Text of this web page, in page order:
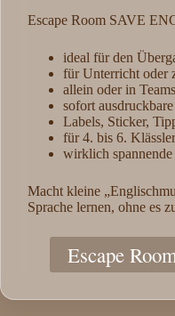
Escape Room SAVE
ideal für den
für Unterricht oder
allein oder in Teams
sofort
Labels, Sticker,
für 4. bis 6.
wirklich
Macht kleine
Sprache lernen, ohne
Escape